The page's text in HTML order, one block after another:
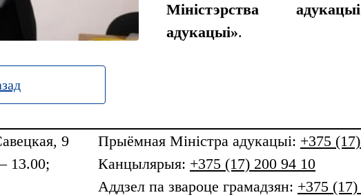
Міністэрства
адукацыі».
9
13.00;
Прыёмная Міністра адукацыі: +375
Канцылярыя: +375 (17) 200 94 10
Аддзел па звароце грамадзян: +375